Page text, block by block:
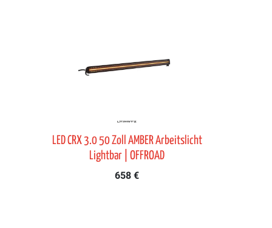
LED CRX 3.0 50 Zoll AMBER Arbeitslicht
Lightbar | OFFROAD
658 €